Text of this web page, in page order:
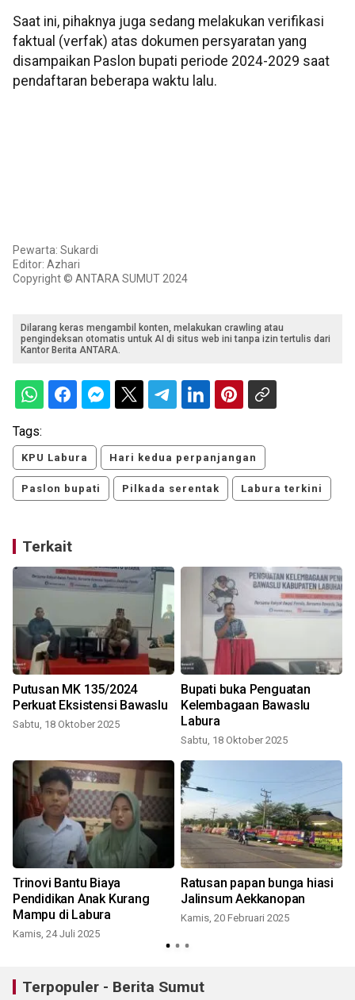
Saat ini, pihaknya juga sedang melakukan verifikasi
faktual (verfak) atas dokumen persyaratan yang
disampaikan Paslon bupati periode 2024-2029 saat
pendaftaran beberapa waktu lalu.
Pewarta: Sukardi
Editor: Azhari
Copyright © ANTARA SUMUT 2024
Dilarang keras mengambil konten, melakukan crawling atau
pengindeksan otomatis untuk AI di situs web ini tanpa izin tertulis dari
Kantor Berita ANTARA.
Tags:
KPU Labura Hari kedua perpanjangan
Paslon bupati Pilkada serentak Labura terkini
Terkait
Putusan MK 135/2024
Perkuat Eksistensi Bawaslu
Sabtu, 18 Oktober 2025
Bupati buka Penguatan
Kelembagaan Bawaslu
Labura
Sabtu, 18 Oktober 2025
Trinovi Bantu Biaya
Pendidikan Anak Kurang
Mampu di Labura
Kamis, 24 Juli 2025
Ratusan papan bunga hiasi
Jalinsum Aekkanopan
Kamis, 20 Februari 2025
Terpopuler - Berita Sumut